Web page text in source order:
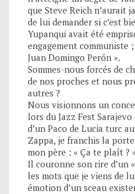
que Steve Reich n’aurait
de lui demander si c’est
Yupanqui avait été
engagement communiste
Juan Domingo Perón ».
Sommes-nous forcés de
de nos proches et nous
autres ?
Nous visionnons un
lors du Jazz Fest
d’un Paco de Lucia turc
Zappa, je franchis la
mon père : « Ça te plaît ?
Il couronne son rire d’un
les mots que je viens de
émotion d’un sceau